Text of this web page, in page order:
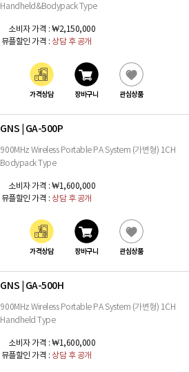
Handheld&Bodypack Type
소비자 가격 : ₩2,150,000
뮤플할인 가격 : 상담 후 공개
가격상담 장바구니 관심상품
GNS GA-500P
900MHz Wireless Portable PA System (가변형) 1CH
Bodypack Type
소비자 가격 : ₩1,600,000
뮤플할인 가격 : 상담 후 공개
가격상담 장바구니 관심상품
GNS GA-500H
900MHz Wireless Portable PA System (가변형) 1CH
Handheld Type
소비자 가격 : ₩1,600,000
뮤플할인 가격 : 상담 후 공개